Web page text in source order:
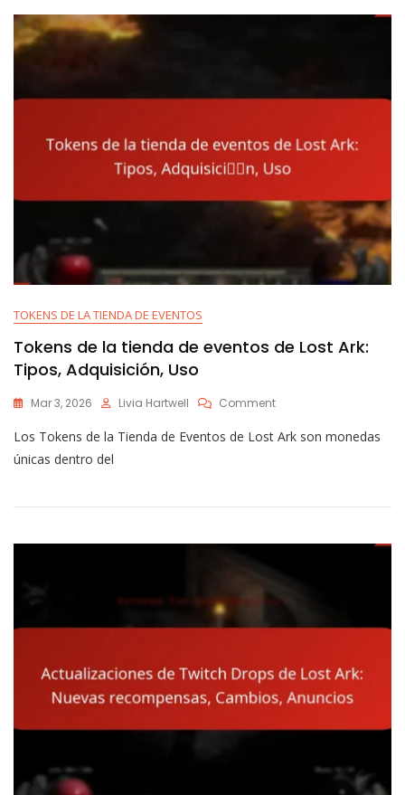
TOKENS DE LA TIENDA DE EVENTOS
Tokens de la tienda de eventos de Lost Ark:
Tipos, Adquisición, Uso
Mar 3, 2026 Livia Hartwell CommentOn
De
Eventos
Uso
Los Tokens de la Tienda de Eventos de Lost Ark son monedas
únicas dentro del